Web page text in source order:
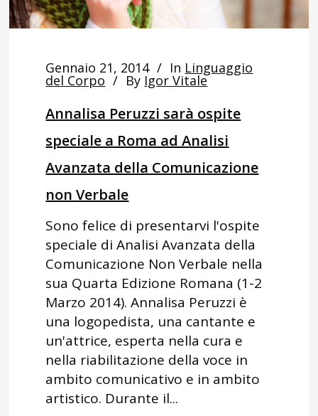
Gennaio 21, 2014 In Linguaggio
del Corpo By Igor Vitale
Annalisa Peruzzi sarà ospite
speciale a Roma ad Analisi
Avanzata della Comunicazione
non Verbale
Sono felice di presentarvi l'ospite
speciale di Analisi Avanzata della
Comunicazione Non Verbale nella
sua Quarta Edizione Romana (1-2
Marzo 2014). Annalisa Peruzzi è
una logopedista, una cantante e
un'attrice, esperta nella cura e
nella riabilitazione della voce in
ambito comunicativo e in ambito
artistico. Durante il...